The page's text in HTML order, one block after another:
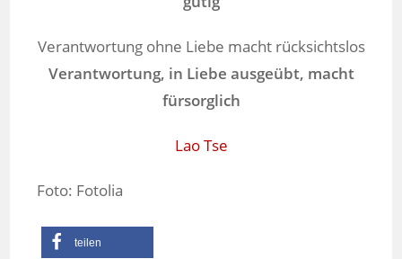
Verantwortung ohne Liebe macht rücksichtslos
Verantwortung, in Liebe ausgeübt, macht
fürsorglich
Lao Tse
Foto: Fotolia
teilen